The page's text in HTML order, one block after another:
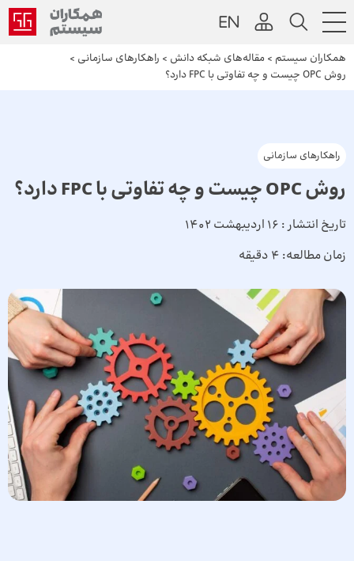
همکاران سیستم > مقاله‌های شبکه دانش > راهکارهای سازمانی >
روش OPC چیست و چه تفاوتی با FPC دارد؟
راهکارهای سازمانی
روش OPC چیست و چه تفاوتی با FPC دارد؟
تاریخ انتشار : 16 اردیبهشت 1402
زمان مطالعه: 4 دقیقه